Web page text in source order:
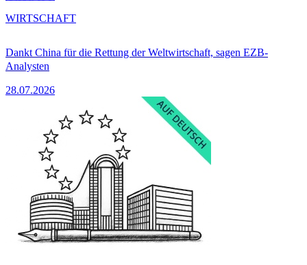
Dankt China für die Rettung der Weltwirtschaft, sagen EZB-
Analysten
28.07.2026
WIRTSCHAFT